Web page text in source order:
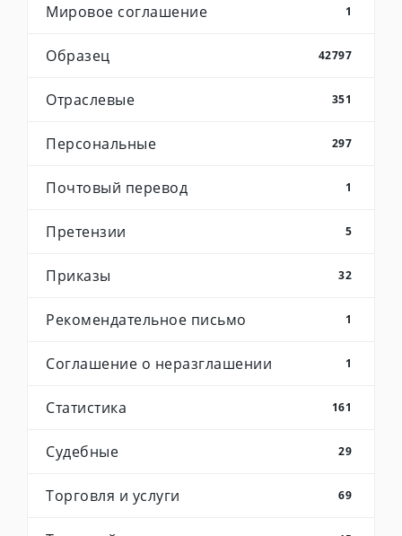
Мировое соглашение 1
Образец 42797
Отраслевые 351
Персональные 297
Почтовый перевод 1
Претензии 5
Приказы 32
Рекомендательное письмо 1
Соглашение о неразглашении 1
Статистика 161
Судебные 29
Торговля и услуги 69